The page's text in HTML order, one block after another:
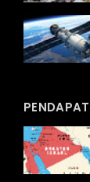
PENDAPAT